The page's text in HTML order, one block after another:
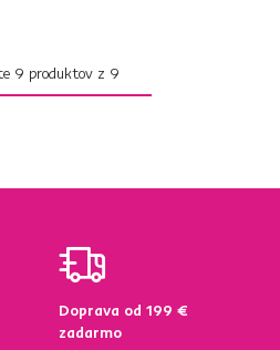
9 produktov z 9
Doprava od 199 €
zadarmo